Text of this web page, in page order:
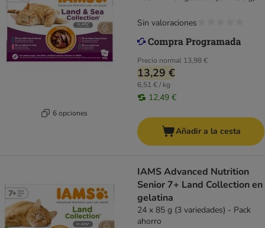
6 opciones
Precio normal 13,98 €
13,29 €
6,51 € / kg
12,49 €
Sin valoraciones
Añadir a la cesta
IAMS Advanced Nutrition
Senior 7+ Land Collection en
gelatina
24 x 85 g (3 variedades) - Pack
ahorro